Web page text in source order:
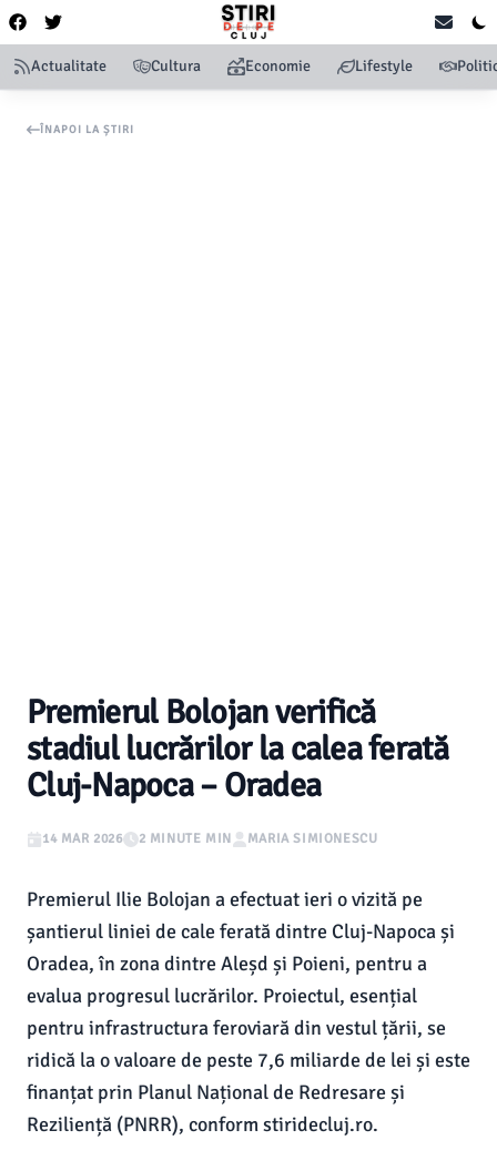
Actualitate Cultura Economie Lifestyle
ÎNAPOI LA ȘTIRI
Premierul Bolojan verifică
stadiul lucrărilor la calea ferată
Cluj-Napoca – Oradea
14 MAR 2026 2 MINUTE MIN MARIA SIMIONESCU
Premierul Ilie Bolojan a efectuat ieri o vizită pe
șantierul liniei de cale ferată dintre Cluj-Napoca și
Oradea, în zona dintre Aleșd și Poieni, pentru a
evalua progresul lucrărilor. Proiectul, esențial
pentru infrastructura feroviară din vestul țării, se
ridică la o valoare de peste 7,6 miliarde de lei și este
finanțat prin Planul Național de Redresare și
Reziliență (PNRR), conform stiridecluj.ro.